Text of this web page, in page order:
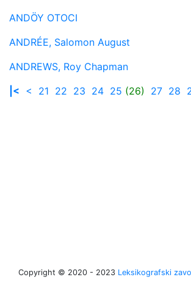
ANDÖY OTOCI
ANDRÉE, Salomon August
ANDREWS, Roy Chapman
|< < 21 22 23 24 25 (26) 27 28
Copyright © 2020 - 2023 Leksikografski